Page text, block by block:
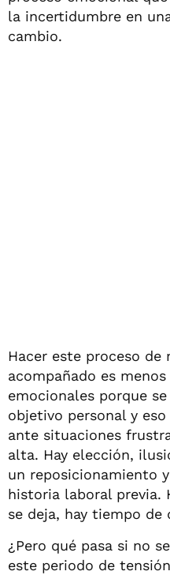
la incertidumbre en
cambio.
Hacer este proceso de
acompañado es
emocionales porque
objetivo personal y
ante situaciones
alta. Hay elección,
un reposicionamiento
historia laboral previa.
se deja, hay tiempo de
¿Pero qué pasa si no
este periodo de